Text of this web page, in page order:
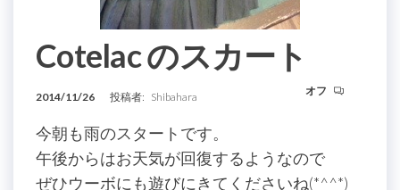
Cotelac のスカート
2014/11/26 投稿者: Shibahara オフ
今朝も雨のスタートです。
午後からはお天気が回復するようなので
ぜひウーボにも遊びにきてくださいね(*^^*)